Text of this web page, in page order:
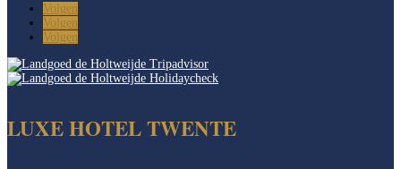
Volgen
Volgen
Volgen
LUXE HOTEL TWENTE